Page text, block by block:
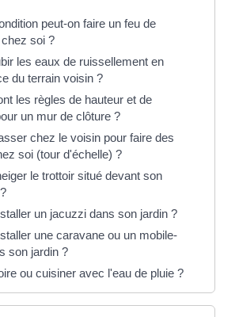
peut-on faire un feu de
soi ?
les eaux de ruissellement en
du terrain voisin ?
les règles de hauteur et de
un mur de clôture ?
chez le voisin pour faire des
soi (tour d'échelle) ?
le trottoir situé devant son
un jacuzzi dans son jardin ?
une caravane ou un mobile-
son jardin ?
ou cuisiner avec l'eau de pluie ?